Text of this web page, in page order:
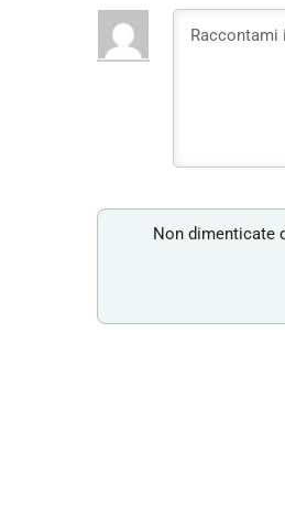
Non dimenticate